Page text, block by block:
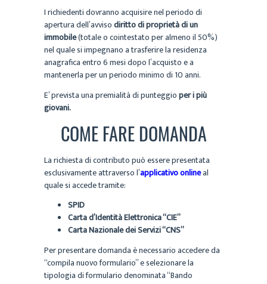
I richiedenti dovranno acquisire nel periodo di
apertura dell’avvisodiritto di proprietà di un
immobile(totale o cointestato per almeno il 50%)
nel quale si impegnano a trasferire la residenza
anagrafica entro 6 mesi dopo l’acquisto e a
mantenerla per un periodo minimo di 10 anni.
E’ prevista una premialità di punteggioper i più
giovani.
COME FARE DOMANDA
La richiesta di contributo può essere presentata
esclusivamente attraverso l’applicativo onlineal
quale si accede tramite:
SPID
Carta d’Identità Elettronica “CIE”
Carta Nazionale dei Servizi “CNS”
Per presentare domanda è necessario accedere da
“compila nuovo formulario” e selezionare la
tipologia di formulario denominata “Bando